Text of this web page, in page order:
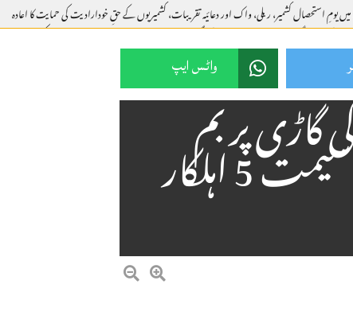
یومِ استحصال کشمیر، ریلی، واک اور دعائیہ تقریبات، کشمیریوں کے حقِ خودارادیت کی حمایت کا اعادہ
کی مبینہ سگریٹ مافیا اسٹوری پر طلب کی گئی میٹنگ منسوخ
واٹس ایپ
گاڑی پر بم
دھماکہ. اے سی فیصل سلطان سیمت 5 اہلکار